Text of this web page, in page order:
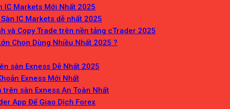
IC Markets Mới Nhất 2025
IC Markets dễ nhất 2025
và Copy Trade trên nền tảng cTrader 2025
Chọn Dùng Nhiều Nhất 2025 ?
sàn Exness Dễ Nhất 2025
Exness Mới Nhất
trên sàn Exness An Toàn Nhất
App Để Giao Dịch Forex